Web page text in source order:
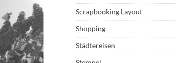
Scrapbooking Layout
Shopping
Städtereisen